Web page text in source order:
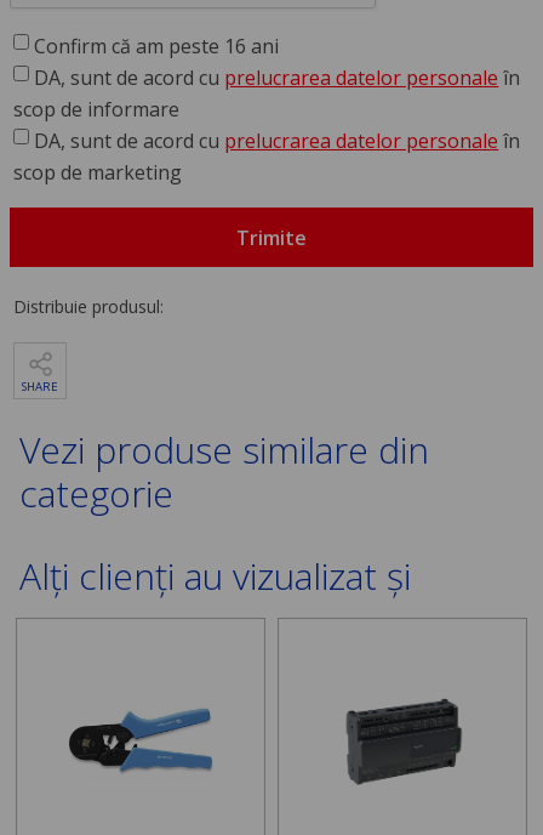
Confirm că am peste 16 ani
DA, sunt de acord cu prelucrarea datelor personale în
scop de informare
DA, sunt de acord cu prelucrarea datelor personale în
scop de marketing
Trimite
Distribuie produsul:
SHARE
Vezi produse similare din
categorie
Alți clienți au vizualizat și